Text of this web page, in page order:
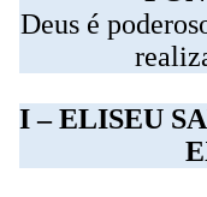
Deus é
I – ELISEU